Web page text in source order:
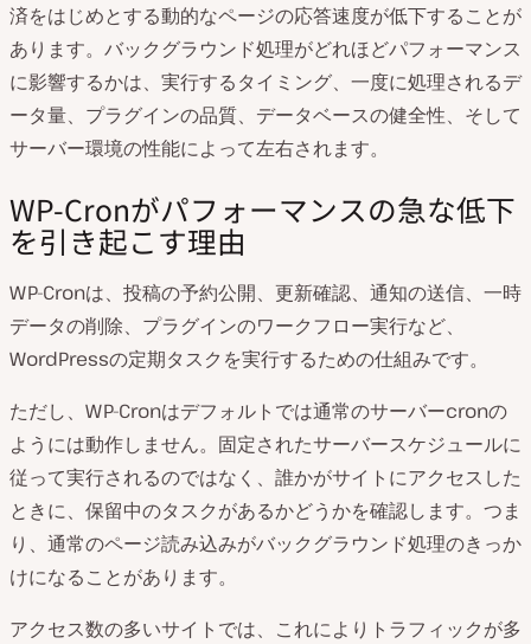
済をはじめとする動的なページの応答速度が低下することが
あります。バックグラウンド処理がどれほどパフォーマンス
に影響するかは、実行するタイミング、一度に処理されるデ
ータ量、プラグインの品質、データベースの健全性、そして
サーバー環境の性能によって左右されます。
WP-Cronがパフォーマンスの急な低下
を引き起こす理由
WP-Cronは、投稿の予約公開、更新確認、通知の送信、一時
データの削除、プラグインのワークフロー実行など、
WordPressの定期タスクを実行するための仕組みです。
ただし、WP-Cronはデフォルトでは通常のサーバーcronの
ようには動作しません。固定されたサーバースケジュールに
従って実行されるのではなく、誰かがサイトにアクセスした
ときに、保留中のタスクがあるかどうかを確認します。つま
り、通常のページ読み込みがバックグラウンド処理のきっか
けになることがあります。
アクセス数の多いサイトでは、これによりトラフィックが多